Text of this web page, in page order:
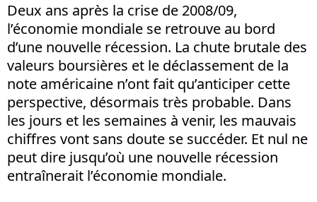
Deux ans après la crise de 2008/09,
l’économie mondiale se retrouve au bord
d’une nouvelle récession. La chute brutale des
valeurs boursières et le déclassement de la
note américaine n’ont fait qu’anticiper cette
perspective, désormais très probable. Dans
les jours et les semaines à venir, les mauvais
chiffres vont sans doute se succéder. Et nul ne
peut dire jusqu’où une nouvelle récession
entraînerait l’économie mondiale.